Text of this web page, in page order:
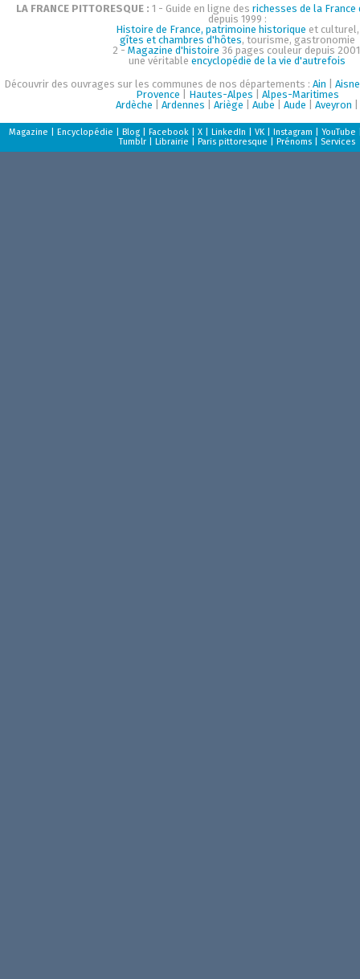
LA FRANCE PITTORESQUE : 1 - Guide en ligne des richesses de la
depuis 1999 :
Histoire de France, patrimoine historique et culturel,
gîtes et chambres d'hôtes, tourisme, gastronomie
2 - Magazine d'histoire 36 pages couleur depuis
une véritable encyclopédie de la vie d'autrefois
Découvrir des ouvrages sur les communes de nos départements : Ain
Aisne
Provence
Hautes-Alpes
Alpes-Maritimes
Ardèche
Ardennes Ariège Aube Aude Aveyron
Magazine Encyclopédie Blog Facebook X LinkedIn VK Instagram YouTube
Tumblr
Librairie Paris pittoresque Prénoms Services